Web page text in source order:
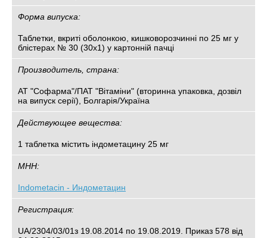
Форма випуска:
Таблетки, вкриті оболонкою, кишковорозчинні по 25 мг у
блістерах № 30 (30х1) у картонній пачці
Производитель, страна:
АТ "Софарма"/ПАТ "Вітаміни" (вторинна упаковка, дозвіл
на випуск серії), Болгарія/Україна
Действующее вещества:
1 таблетка містить індометацину 25 мг
МНН:
Indometacin - Индометацин
Регистрация:
UA/2304/03/01з 19.08.2014 по 19.08.2019. Приказ 578 від